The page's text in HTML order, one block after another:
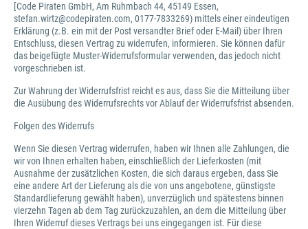
[Code Piraten GmbH, Am Ruhmbach 44, 45149 Essen,
stefan.wirtz@codepiraten.com, 0177-7833269) mittels einer eindeutigen
Erklärung (z.B. ein mit der Post versandter Brief oder E-Mail) über Ihren
Entschluss, diesen Vertrag zu widerrufen, informieren. Sie können dafür
das beigefügte Muster-Widerrufsformular verwenden, das jedoch nicht
vorgeschrieben ist.
Zur Wahrung der Widerrufsfrist reicht es aus, dass Sie die Mitteilung über
die Ausübung des Widerrufsrechts vor Ablauf der Widerrufsfrist absenden.
Folgen des Widerrufs
Wenn Sie diesen Vertrag widerrufen, haben wir Ihnen alle Zahlungen, die
wir von Ihnen erhalten haben, einschließlich der Lieferkosten (mit
Ausnahme der zusätzlichen Kosten, die sich daraus ergeben, dass Sie
eine andere Art der Lieferung als die von uns angebotene, günstigste
Standardlieferung gewählt haben), unverzüglich und spätestens binnen
vierzehn Tagen ab dem Tag zurückzuzahlen, an dem die Mitteilung über
Ihren Widerruf dieses Vertrags bei uns eingegangen ist. Für diese